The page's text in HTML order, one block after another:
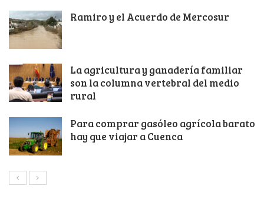
Ramiro y el Acuerdo de Mercosur
La agricultura y ganadería familiar
son la columna vertebral del medio
rural
Para comprar gasóleo agrícola barato
hay que viajar a Cuenca